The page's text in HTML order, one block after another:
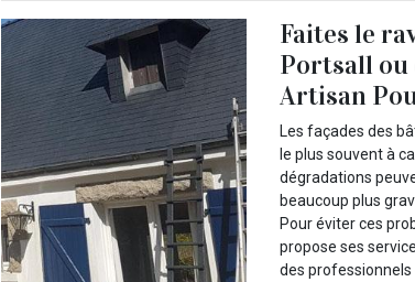
Faites le
Portsall ou
Artisan
Les façades des
le plus souvent à
dégradations
beaucoup plus
Pour éviter ces
propose ses
des